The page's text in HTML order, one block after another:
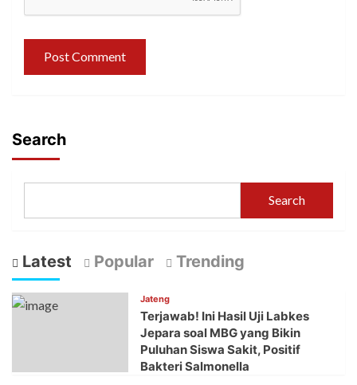
Search
Search
Latest Popular Trending
Jateng
Terjawab! Ini Hasil Uji Labkes
Jepara soal MBG yang Bikin
Puluhan Siswa Sakit, Positif
Bakteri Salmonella